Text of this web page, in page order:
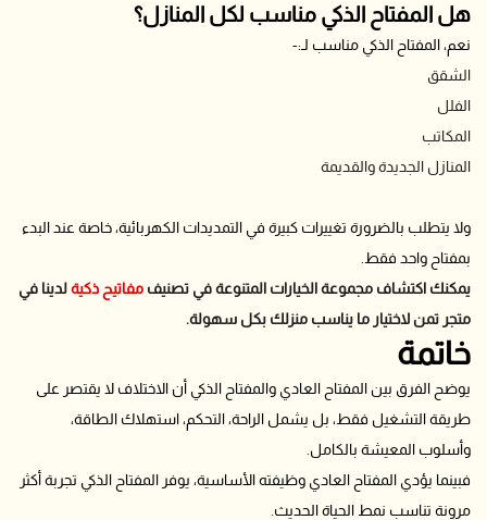
هل المفتاح الذكي مناسب لكل المنازل؟
نعم، المفتاح الذكي مناسب لـ:-
الشقق
الفلل
المكاتب
المنازل الجديدة والقديمة
ولا يتطلب بالضرورة تغييرات كبيرة في التمديدات الكهربائية، خاصة عند البدء
بمفتاح واحد فقط.
يمكنك اكتشاف مجموعة الخيارات المتنوعة في تصنيف مفاتيح ذكيةلدينا في
متجر تمن لاختيار ما يناسب منزلك بكل سهولة.
خاتمة
يوضح الفرق بين المفتاح العادي والمفتاح الذكي أن الاختلاف لا يقتصر على
طريقة التشغيل فقط، بل يشمل الراحة، التحكم، استهلاك الطاقة،
وأسلوب المعيشة بالكامل.
فبينما يؤدي المفتاح العادي وظيفته الأساسية، يوفر المفتاح الذكي تجربة أكثر
مرونة تناسب نمط الحياة الحديث.